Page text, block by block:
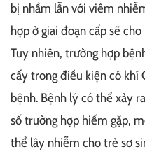
bị nhầm lẫn với viêm
hợp ở giai đoạn cấp sẽ
Tuy nhiên, trường hợp
cấy trong điều kiện có khí
bệnh. Bệnh lý có thể xảy
số trường hợp hiếm gặp,
thể lây nhiễm cho trẻ sơ